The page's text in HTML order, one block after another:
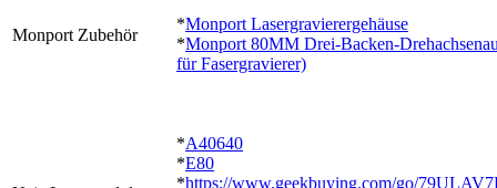
Monport Zubehör
*Monport Lasergravierergehäuse
*Monport 80MM Drei-Backen-
für Fasergravierer)
*A40640
*E80
*https://www.geekbuying.com/go/